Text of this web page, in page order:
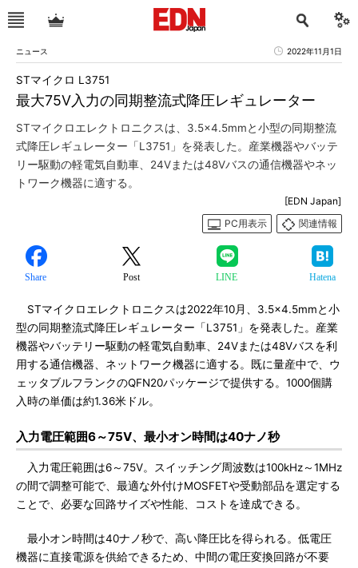
ニュース 2022年11月1日
最大75V入力の同期整流式降圧レギュレーター
STマイクロ L3751
STマイクロエレクトロニクスは、3.5×4.5mmと小型の同期整流
式降圧レギュレーター「L3751」を発表した。産業機器やバッテ
リー駆動の軽電気自動車、24Vまたは48Vバスの通信機器やネッ
トワーク機器に適する。
[EDN Japan]
PC用表示
関連情報
Share Post LINE Hatena
STマイクロエレクトロニクスは2022年10月、3.5×4.5mmと小
型の同期整流式降圧レギュレーター「L3751」を発表した。産業
機器やバッテリー駆動の軽電気自動車、24Vまたは48Vバスを利
用する通信機器、ネットワーク機器に適する。既に量産中で、ウ
ェッタブルフランクのQFN20パッケージで提供する。1000個購
入時の単価は約1.36米ドル。
入力電圧範囲6～75V、最小オン時間は40ナノ秒
入力電圧範囲は6～75V。スイッチング周波数は100kHz～1MHz
の間で調整可能で、最適な外付けMOSFETや受動部品を選定する
ことで、必要な回路サイズや性能、コストを達成できる。
最小オン時間は40ナノ秒で、高い降圧比を得られる。低電圧
機器に直接電源を供給できるため、中間の電圧変換回路が不要